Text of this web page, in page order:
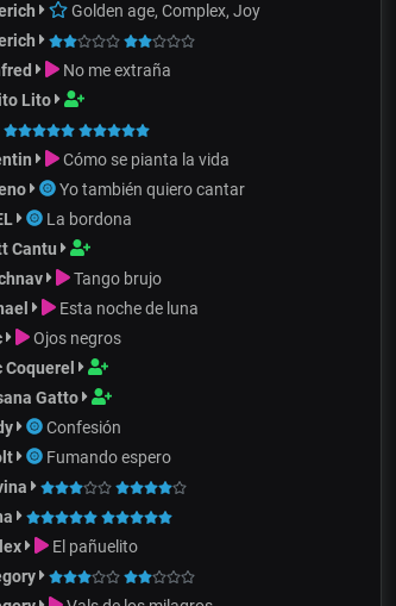
Golden age, Complex, Joy
No me extraña
Lito
Cómo se pianta la vida
Yo también quiero cantar
La bordona
Cantu
Tango brujo
Esta noche de luna
Ojos negros
Coquerel
Gatto
Confesión
Fumando espero
El pañuelito